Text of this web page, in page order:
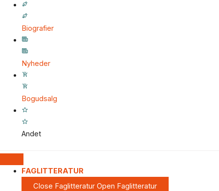
Biografier
Nyheder
Bogudsalg
Andet
FAGLITTERATUR
Close Faglitteratur Open Faglitteratur